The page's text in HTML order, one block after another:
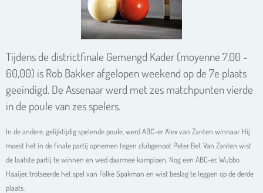
Tijdens de districtfinale Gemengd Kader (moyenne 7,00 -
60,00) is Rob Bakker afgelopen weekend op de 7e plaats
geeindigd. De Assenaar werd met zes matchpunten vierde
in de poule van zes spelers.
In de andere, gelijktijdig spelende poule, werd ABC-er Alex van Zanten winnaar. Hij
moest het in de finale partij opnemen tegen clubgenoot Peter Bel. Van Zanten wist
de laatste partij te winnen en wed daarmee kampioen. Nog een ABC-er, Wubbo
Haaijer, trotseerde het spel van Folke Spakman en wist beslag te leggen op de derde
plaats.